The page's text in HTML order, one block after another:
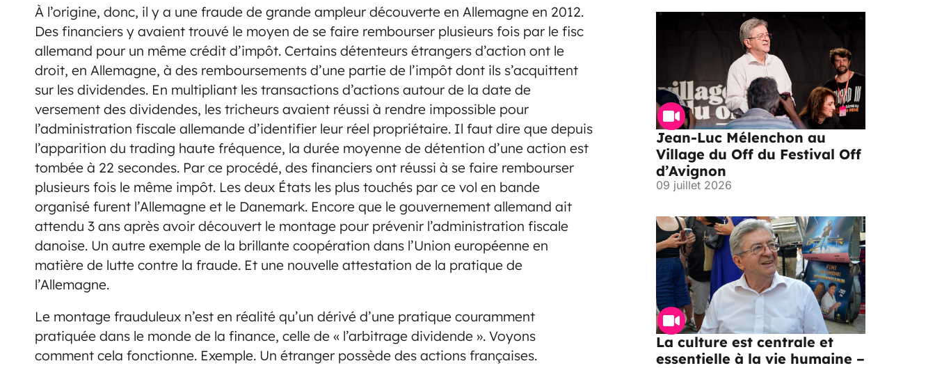
À l’origine, donc, il y a une fraude de grande ampleur découverte en Allemagne en 2012.
Des financiers y avaient trouvé le moyen de se faire rembourser plusieurs fois par le fisc
allemand pour un même crédit d’impôt. Certains détenteurs étrangers d’action ont le
droit, en Allemagne, à des remboursements d’une partie de l’impôt dont ils s’acquittent
sur les dividendes. En multipliant les transactions d’actions autour de la date de
versement des dividendes, les tricheurs avaient réussi à rendre impossible pour
l’administration fiscale allemande d’identifier leur réel propriétaire. Il faut dire que depuis
l’apparition du trading haute fréquence, la durée moyenne de détention d’une action est
tombée à 22 secondes. Par ce procédé, des financiers ont réussi à se faire rembourser
plusieurs fois le même impôt. Les deux États les plus touchés par ce vol en bande
organisé furent l’Allemagne et le Danemark. Encore que le gouvernement allemand ait
attendu 3 ans après avoir découvert le montage pour prévenir l’administration fiscale
danoise. Un autre exemple de la brillante coopération dans l’Union européenne en
matière de lutte contre la fraude. Et une nouvelle attestation de la pratique de
l’Allemagne.
Le montage frauduleux n’est en réalité qu’un dérivé d’une pratique couramment
pratiquée dans le monde de la finance, celle de « l’arbitrage dividende ». Voyons
comment cela fonctionne. Exemple. Un étranger possède des actions françaises.
Jean-Luc Mélenchon au
Village du Off du Festival Off
d’Avignon
09 juillet 2026
La culture est centrale et
essentielle à la vie humaine –